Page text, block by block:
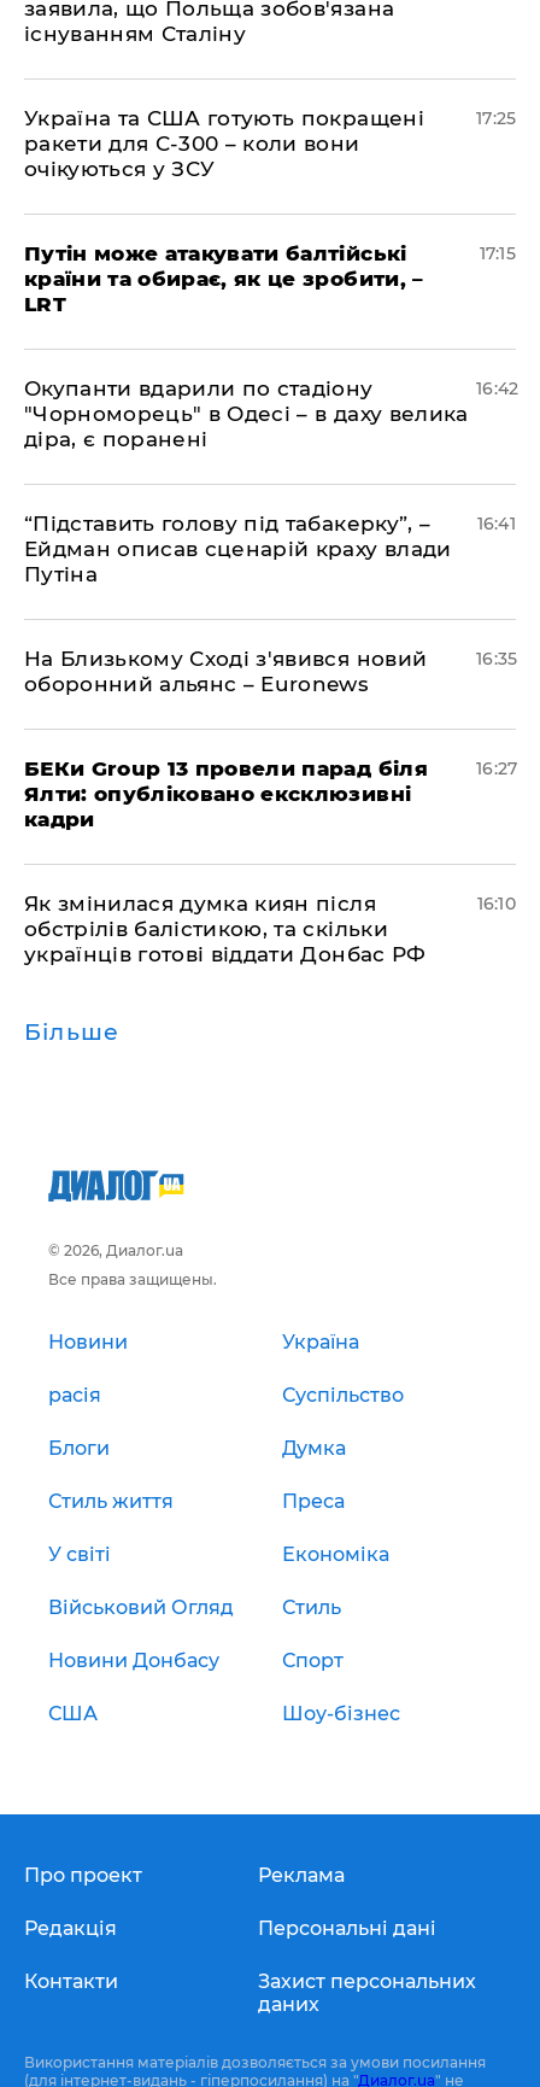
заявила, що Польща зобов'язана
існуванням Сталіну
​Україна та США готують покращені
ракети для С-300 – коли вони
очікуються у ЗСУ
17:25
​Путін може атакувати балтійські
країни та обирає, як це зробити, –
LRT
17:15
​Окупанти вдарили по стадіону
"Чорноморець" в Одесі – в даху велика
діра, є поранені
16:42
​“Підставить голову під табакерку”, –
Ейдман описав сценарій краху влади
Путіна
16:41
На Близькому Сході з'явився новий
оборонний альянс – Euronews
16:35
БЕКи Group 13 провели парад біля
Ялти: опубліковано ексклюзивні
кадри
16:27
Як змінилася думка киян після
обстрілів балістикою, та скільки
українців готові віддати Донбас РФ
16:10
Більше
© 2026, Диалог.ua
Все права защищены.
Новини Україна
расія Суспільство
Блоги Думка
Стиль життя Преса
У світі Економіка
Військовий Огляд Стиль
Новини Донбасу Спорт
США Шоу-бізнес
Про проект
Редакція
Контакти
Реклама
Персональні дані
Захист персональних
даних
Використання матеріалів дозволяється за умови посилання
(для інтернет-видань - гіперпосилання) на "Диалог.ua" не